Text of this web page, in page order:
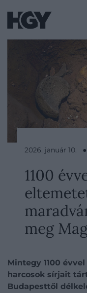
2026. január 10.
1100
meg
Mintegy 1100
harcosok sírjait
Budapesttől